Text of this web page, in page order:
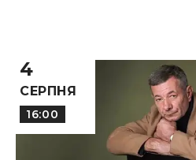
4
СЕРПНЯ
16:00